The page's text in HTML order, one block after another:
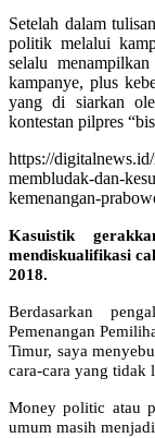
Setelah dalam
politik melalui
selalu
kampanye, plus
yang di siarkan
kontestan pilpres
https://
membludak-dan-
kemenangan-
Kasuistik
mendiskualifikasi
2018.
Berdasarkan
Pemenangan
Timur, saya
cara-cara yang tidak
Money politic atau
umum masih